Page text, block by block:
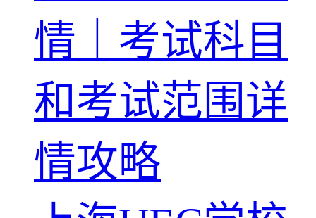
情｜考试科目
和考试范围详
情攻略